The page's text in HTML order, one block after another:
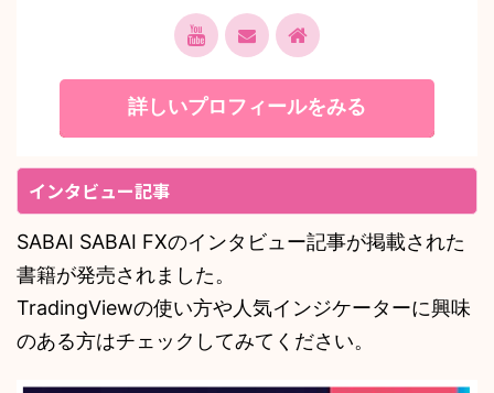
詳しいプロフィールをみる
インタビュー記事
SABAI SABAI FXのインタビュー記事が掲載された
書籍が発売されました。
TradingViewの使い方や人気インジケーターに興味
のある方はチェックしてみてください。